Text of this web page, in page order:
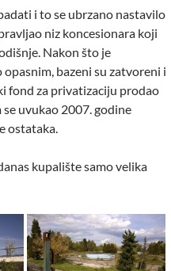
i to se ubrzano nastavilo
niz koncesionara koji
Nakon što je
bazeni su zatvoreni i
fond za privatizaciju prodao
uvukao 2007. godine
ostataka.
kupalište samo velika